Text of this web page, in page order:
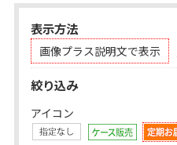
表示方法
画像プラス説明文で表示
絞り込み
アイコン